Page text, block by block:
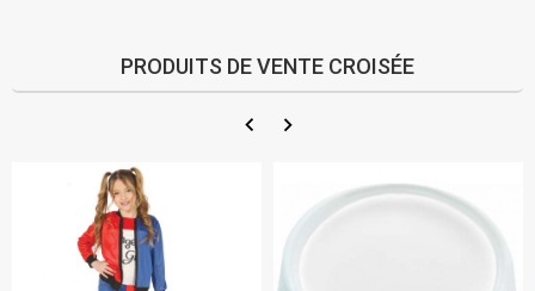
PRODUITS DE VENTE CROISÉE